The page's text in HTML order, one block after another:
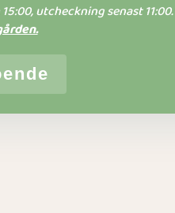
utcheckning senast 11:00.